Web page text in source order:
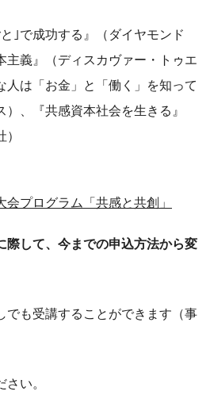
｣で成功する』（ダイヤモンド
主義』（ディスカヴァー・トゥエ
人は「お金」と「働く」を知って
、『共感資本社会を生きる』
会プログラム「共感と共創」
して、今までの申込方法から変
でも受講することができます（事
い。